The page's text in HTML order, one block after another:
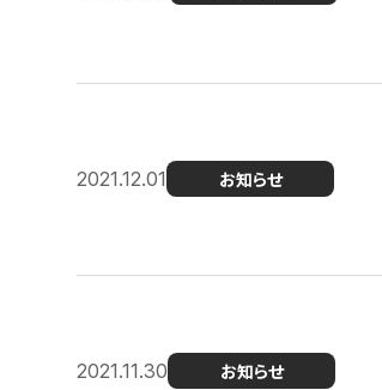
2021.12.01 お知らせ
2021.11.30 お知らせ